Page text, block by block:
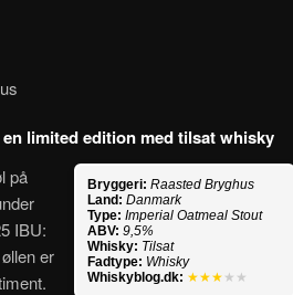
limited edition med tilsat whisky
Bryggeri: Raasted Bryghus
Land: Danmark
Type: Imperial Oatmeal Stout
ABV: 9,5%
Whisky: Tilsat
Fadtype: Whisky
Whiskyblog.dk: ★★★ ★★
på
IBU:
er